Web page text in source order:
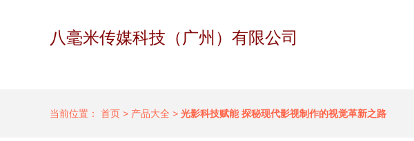
八毫米传媒科技（广州）有限公司
当前位置： 首页 > 产品大全 > 光影科技赋能 探秘现代影视制作的视觉革新之路